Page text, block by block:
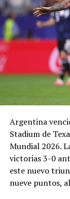
Argentina
Stadium de
Mundial 2026.
victorias 3-0
este nuevo
nueve puntos,